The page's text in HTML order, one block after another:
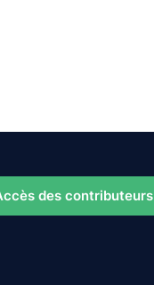
des contributeurs